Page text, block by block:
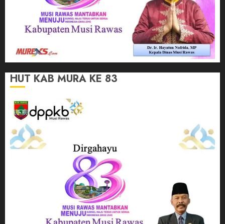
HUT KAB MURA KE 83